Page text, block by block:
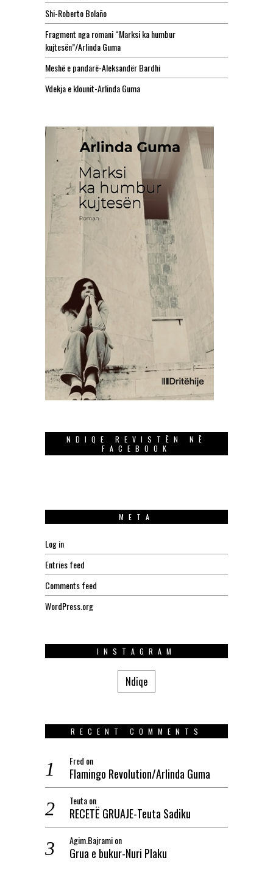
Shi-Roberto Bolaño
Fragment nga romani “Marksi ka humbur
kujtesën”/Arlinda Guma
Meshë e pandarë-Aleksandër Bardhi
Vdekja e klounit-Arlinda Guma
NDIQE REVISTËN NË
FACEBOOK
META
Log in
Entries feed
Comments feed
WordPress.org
INSTAGRAM
Ndiqe
RECENT COMMENTS
Fred on
Flamingo Revolution/Arlinda Guma
Teutaon
RECETË GRUAJE-Teuta Sadiku
Agim.Bajramion
Grua e bukur-Nuri Plaku